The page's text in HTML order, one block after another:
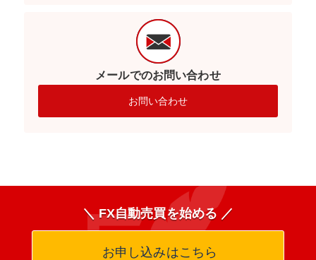
メールでのお問い合わせ
お問い合わせ
＼ FX自動売買を始める ／
お申し込みはこちら